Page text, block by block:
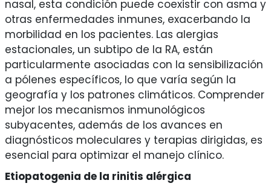
nasal, esta condición puede coexistir con asma y
otras enfermedades inmunes, exacerbando la
morbilidad en los pacientes. Las alergias
estacionales, un subtipo de la RA, están
particularmente asociadas con la sensibilización
a pólenes específicos, lo que varía según la
geografía y los patrones climáticos. Comprender
mejor los mecanismos inmunológicos
subyacentes, además de los avances en
diagnósticos moleculares y terapias dirigidas, es
esencial para optimizar el manejo clínico.
Etiopatogenia de la rinitis alérgica